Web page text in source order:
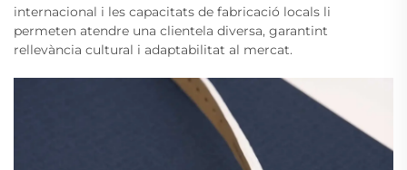
internacional i les capacitats de fabricació locals li
permeten atendre una clientela diversa, garantint
rellevància cultural i adaptabilitat al mercat.